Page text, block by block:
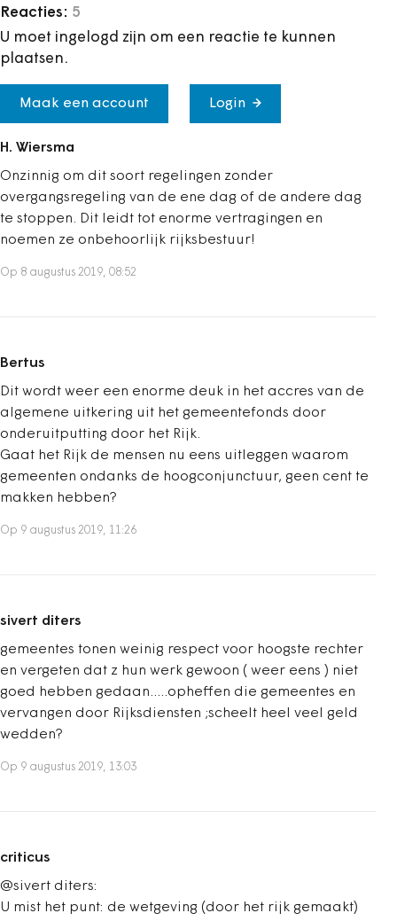
Reacties: 5
U moet ingelogd zijn om een reactie te kunnen
plaatsen.
Maak een account Login
H. Wiersma
Onzinnig om dit soort regelingen zonder
overgangsregeling van de ene dag of de andere dag
te stoppen. Dit leidt tot enorme vertragingen en
noemen ze onbehoorlijk rijksbestuur!
Op 8 augustus 2019, 08:52
Bertus
Dit wordt weer een enorme deuk in het accres van de
algemene uitkering uit het gemeentefonds door
onderuitputting door het Rijk.
Gaat het Rijk de mensen nu eens uitleggen waarom
gemeenten ondanks de hoogconjunctuur, geen cent te
makken hebben?
Op 9 augustus 2019, 11:26
sivert diters
gemeentes tonen weinig respect voor hoogste rechter
en vergeten dat z hun werk gewoon ( weer eens ) niet
goed hebben gedaan.....opheffen die gemeentes en
vervangen door Rijksdiensten ;scheelt heel veel geld
wedden?
Op 9 augustus 2019, 13:03
criticus
@sivert diters:
U mist het punt: de wetgeving (door het rijk gemaakt)